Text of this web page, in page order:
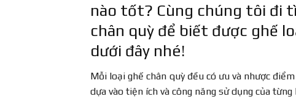
nào tốt? Cùng chúng tôi đi
chân quỳ để biết được ghế
dưới đây nhé!
Mỗi loại ghế chân quỳ đều có ưu và nhược
dựa vào tiện ích và công năng sử dụng của